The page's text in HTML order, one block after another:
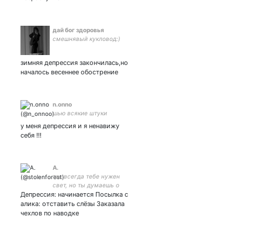
дай бог здоровья
смешнявый кукловод:)
зимняя депрессия закончилась,но
началось весеннее обострение
n.onno
шью всякие штуки
у меня депрессия и я ненавижу
себя !!!
А.
так всегда тебе нужен
свет, но ты думаешь о
выключателе.
Депрессия: начинается Посылка с
алика: отставить слёзы Заказала
чехлов по наводке